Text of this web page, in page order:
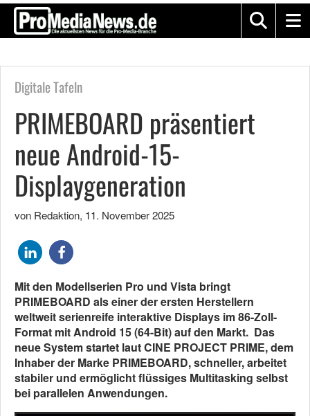
Digitale Tafeln
PRIMEBOARD präsentiert
neue Android-15-
Displaygeneration
von Redaktion, 11. November 2025
Mit den Modellserien Pro und Vista bringt
PRIMEBOARD als einer der ersten Herstellern
weltweit serienreife interaktive Displays im 86-Zoll-
Format mit Android 15 (64-Bit) auf den Markt. Das
neue System startet laut CINE PROJECT PRIME, dem
Inhaber der Marke PRIMEBOARD, schneller, arbeitet
stabiler und ermöglicht flüssiges Multitasking selbst
bei parallelen Anwendungen.